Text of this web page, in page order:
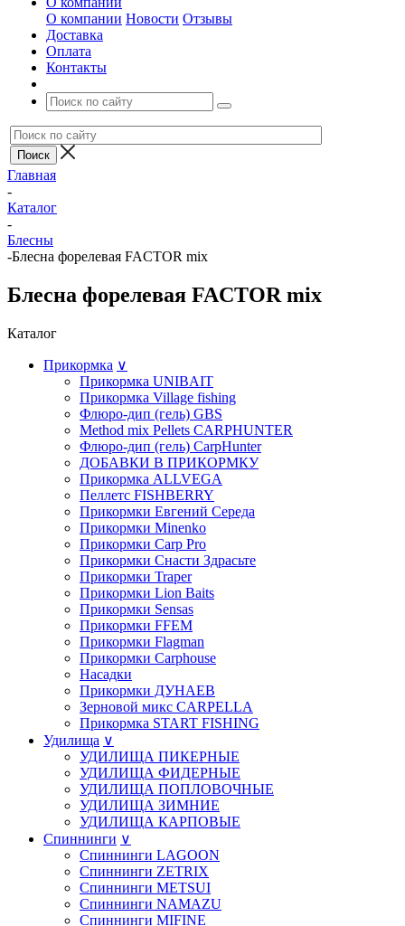
О компании Новости Отзывы
Доставка
Оплата
Контакты
Главная
-
Каталог
-
Блесны
-Блесна форелевая FACTOR mix
Блесна форелевая FACTOR mix
Каталог
Прикормка ∨
Прикормка UNIBAIT
Прикормка Village fishing
Флюро-дип (гель) GBS
Method mix Pellets CARPHUNTER
Флюро-дип (гель) CarpHunter
ДОБАВКИ В ПРИКОРМКУ
Прикормка ALLVEGA
Пеллетс FISHBERRY
Прикормки Евгений Середа
Прикормки Minenko
Прикормки Carp Pro
Прикормки Снасти Здрасьте
Прикормки Traper
Прикормки Lion Baits
Прикормки Sensas
Прикормки FFEM
Прикормки Flagman
Прикормки Carphouse
Насадки
Прикормки ДУНАЕВ
Зерновой микс CARPELLA
Прикормка START FISHING
Удилища ∨
УДИЛИЩА ПИКЕРНЫЕ
УДИЛИЩА ФИДЕРНЫЕ
УДИЛИЩА ПОПЛОВОЧНЫЕ
УДИЛИЩА ЗИМНИЕ
УДИЛИЩА КАРПОВЫЕ
Спиннинги ∨
Спиннинги LAGOON
Спиннинги ZETRIX
Спиннинги METSUI
Спиннинги NAMAZU
Спиннинги MIFINE